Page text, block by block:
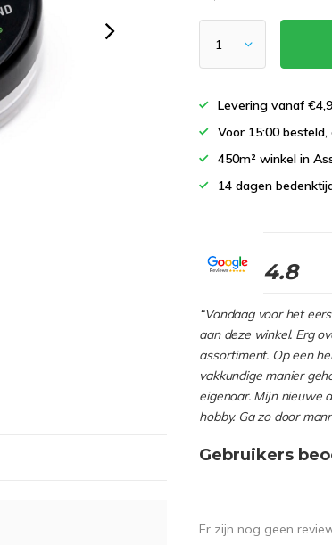
Levering vanaf
Voor 15:00
450m² winkel in
14 dagen
4.8
“Vandaag voor het
aan deze winkel. Erg
assortiment. Op een
vakkundige manier
eigenaar. Mijn nieuwe
hobby. Ga zo door
Gebruikers
Er zijn nog geen